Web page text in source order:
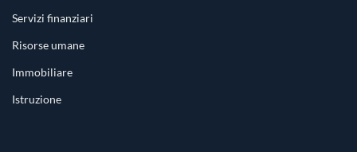
Servizi finanziari
Risorse umane
Immobiliare
Istruzione